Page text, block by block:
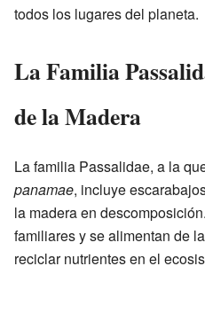
todos los lugares del planeta.
La Familia
de la Madera
La familia Passalidae, a la
panamae, incluye
la madera en
familiares y se alimentan de
reciclar nutrientes en el